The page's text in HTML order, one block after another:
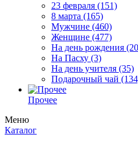
23 февраля (151)
8 марта (165)
Мужчине (460)
Женщине (477)
На день рождения
На Пасху (3)
На день учителя (35)
Подарочный чай
Прочее
Меню
Каталог